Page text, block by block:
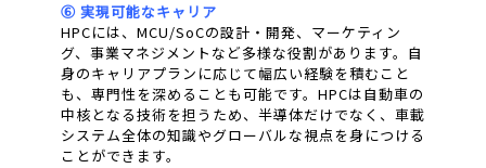
⑥ 実現可能なキャリア
HPCには、MCU/SoCの設計・開発、マーケティン
グ、事業マネジメントなど多様な役割があります。自
身のキャリアプランに応じて幅広い経験を積むこと
も、専門性を深めることも可能です。HPCは自動車の
中核となる技術を担うため、半導体だけでなく、車載
システム全体の知識やグローバルな視点を身につける
ことができます。